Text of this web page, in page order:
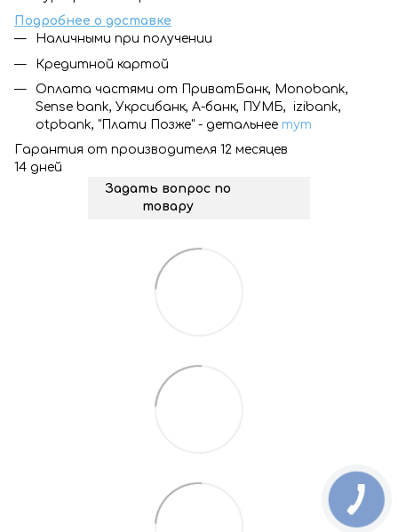
Подробнее о доставке
Наличными при получении
Кредитной картой
Оплата частями от ПриватБанк, Monobank,
Sense bank, Укрсибанк, А-банк, ПУМБ, izibank,
otpbank, "Плати Позже" - детальнее тут
Гарантия от производителя 12 месяцев
14 дней
Задать вопрос по
товару